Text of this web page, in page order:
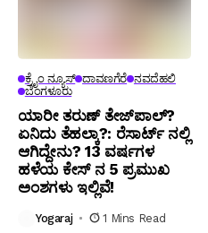
ಕ್ರೈಂ ನ್ಯೂಸ್ ದಾವಣಗೆರೆ ನವದೆಹಲಿ
ಬೆಂಗಳೂರು
ಯಾರೀ ತರುಣ್ ತೇಜ್‌ಪಾಲ್?
ಏನಿದು ತೆಹಲ್ಕಾ?: ರೆಸಾರ್ಟ್ ನಲ್ಲಿ
ಆಗಿದ್ದೇನು? 13 ವರ್ಷಗಳ
ಹಳೆಯ ಕೇಸ್ ನ 5 ಪ್ರಮುಖ
ಅಂಶಗಳು ಇಲ್ಲಿವೆ!
Yogaraj 1 Mins Read